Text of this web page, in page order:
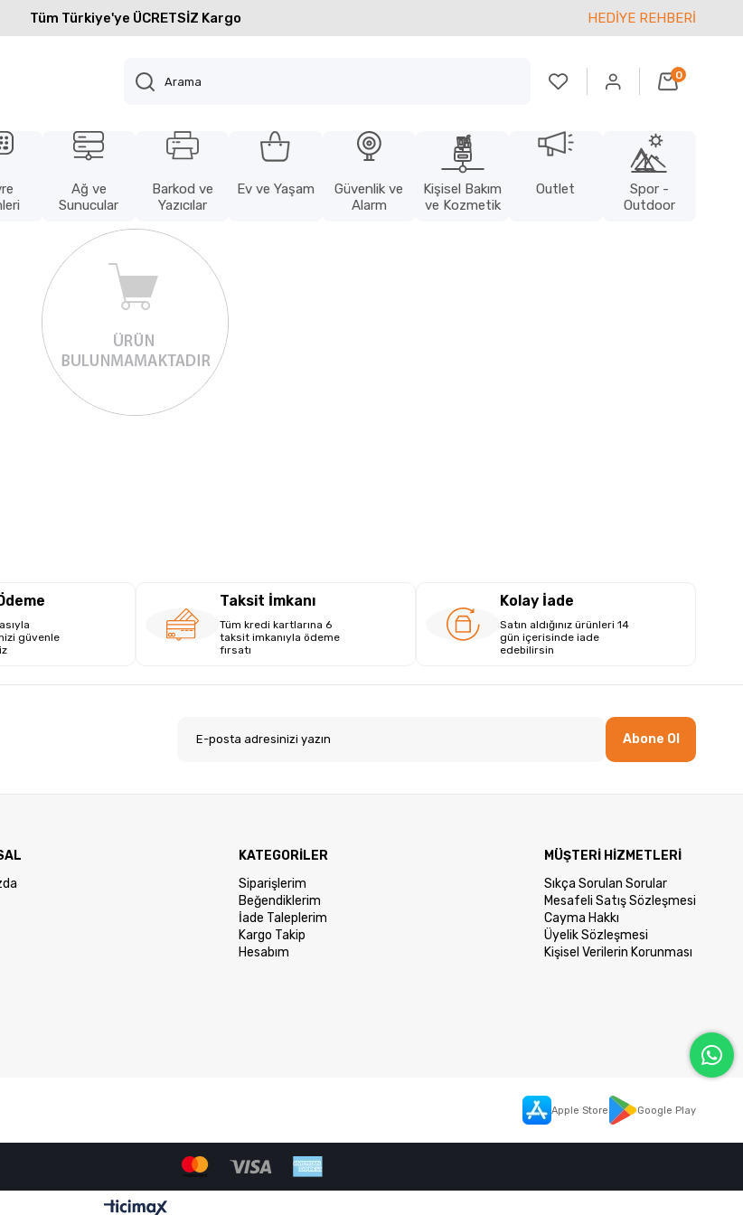
Tüm Türkiye'ye ÜCRETSİZ Kargo HEDİYE REHBERİ
0
Ağ ve
Sunucular
Barkod ve
Yazıcılar
Ev ve Yaşam
Güvenlik ve
Alarm
Kişisel Bakım
ve Kozmetik
Outlet
Spor -
Outdoor
güvenle
Taksit İmkanı
Tüm kredi kartlarına 6
taksit imkanıyla ödeme
fırsatı
Kolay İade
Satın aldığınız ürünleri 14
gün içerisinde iade
edebilirsin
Abone Ol
KATEGORİLER
Siparişlerim
Beğendiklerim
İade Taleplerim
Kargo Takip
Hesabım
MÜŞTERİ HİZMETLERİ
Sıkça Sorulan Sorular
Mesafeli Satış Sözleşmesi
Cayma Hakkı
Üyelik Sözleşmesi
Kişisel Verilerin Korunması
Apple Store Google Play